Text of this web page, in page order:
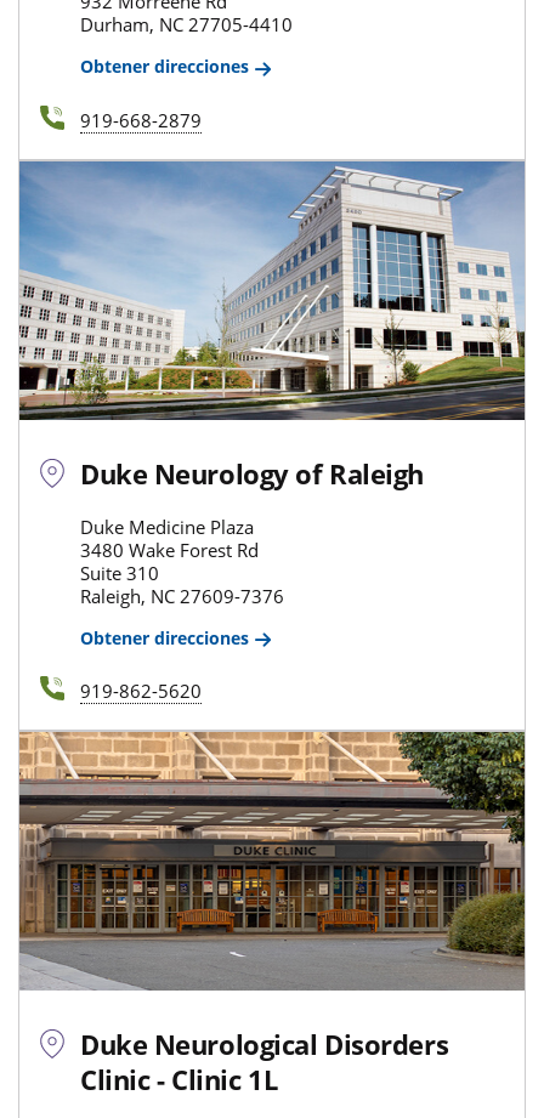
Durham, NC 27705-4410
Obtener direcciones
919-668-2879
Duke Neurology of Raleigh
Duke Medicine Plaza
3480 Wake Forest Rd
Suite 310
Raleigh, NC 27609-7376
Obtener direcciones
919-862-5620
Duke Neurological Disorders
Clinic - Clinic 1L